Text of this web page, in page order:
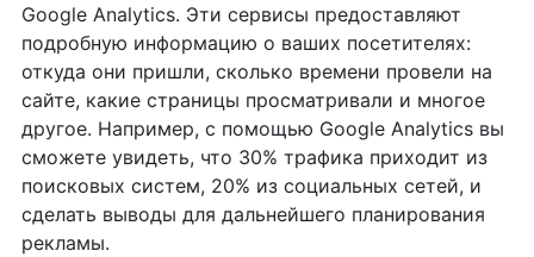
Google Analytics. Эти сервисы предоставляют
подробную информацию о ваших посетителях:
откуда они пришли, сколько времени провели на
сайте, какие страницы просматривали и многое
другое. Например, с помощью Google Analytics вы
сможете увидеть, что 30% трафика приходит из
поисковых систем, 20% из социальных сетей, и
сделать выводы для дальнейшего планирования
рекламы.